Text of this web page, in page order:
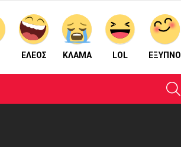
ΕΛΕΟΣ ΚΛΑΜΑ LOL ΈΞΥΠΝΟ